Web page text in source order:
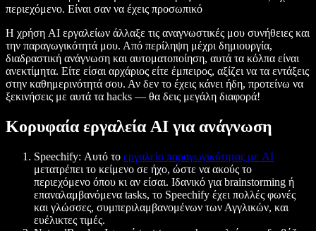
περιεχόμενο. Είναι σαν να έχεις προσωπικό
Η χρήση AI εργαλείων άλλαξε τις αναγνωστικές μου συνήθειες και
την παραγωγικότητά μου. Από περίληψη μέχρι δημιουργία,
διαδραστική ανάγνωση και αυτοματοποίηση, αυτά τα κόλπα είναι
ανεκτίμητα. Είτε είσαι αρχάριος είτε έμπειρος, αξίζει να τα εντάξεις
στην καθημερινότητά σου. Αν δεν το έχεις κάνει ήδη, προτείνω να
ξεκινήσεις με αυτά τα hacks — θα δεις μεγάλη διαφορά!
Κορυφαία εργαλεία AI για ανάγνωση
Speechify: Αυτό το εργαλείο παραγωγικότητας με AI
μετατρέπει το κείμενο σε ήχο, ώστε να ακούς το
περιεχόμενο όπου κι αν είσαι. Ιδανικό για brainstorming ή
επαναλαμβανόμενα tasks, το Speechify έχει πολλές φωνές
και γλώσσες, συμπεριλαμβανομένων των Αγγλικών, και
ευέλικτες τιμές.